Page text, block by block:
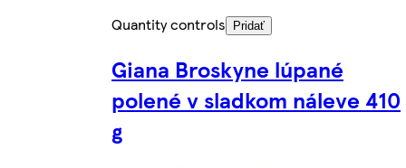
Quantity controls
Pridať
Giana Broskyne lúpané
polené v sladkom náleve 410
g